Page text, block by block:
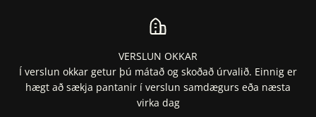
VERSLUN OKKAR
Í verslun okkar getur þú mátað og skoðað úrvalið. Einnig er
hægt að sækja pantanir í verslun samdægurs eða næsta
virka dag